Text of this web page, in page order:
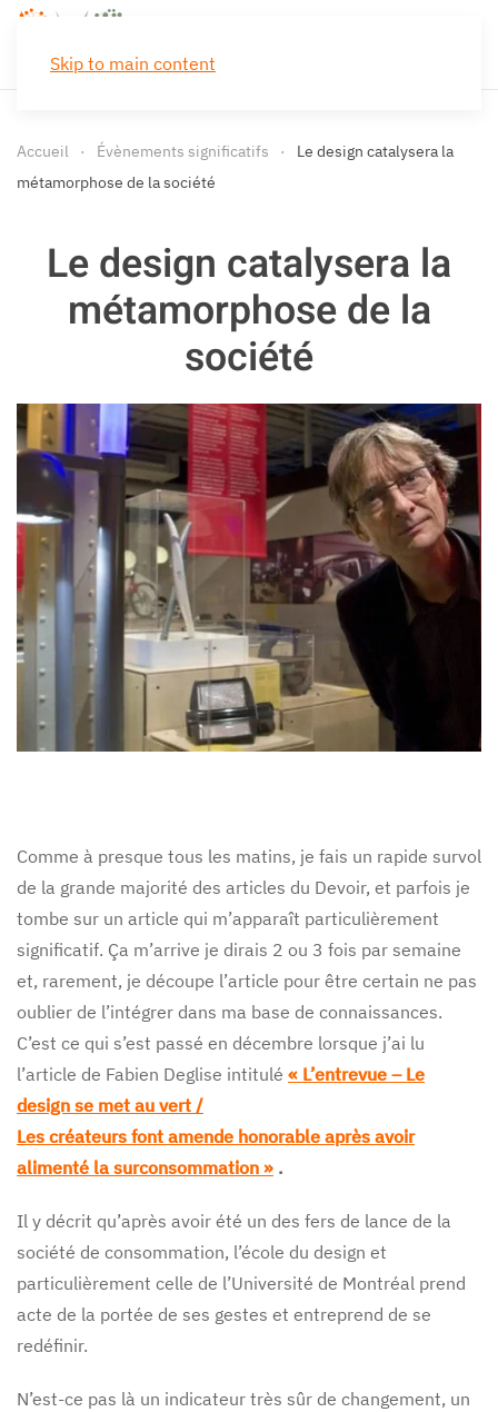
Skip to main content
Accueil Évènements significatifs
Le design catalysera la
métamorphose de la société
Le design catalysera la
métamorphose de la
société
Comme à presque tous les matins, je fais un rapide survol
de la grande majorité des articles du Devoir, et parfois je
tombe sur un article qui m’apparaît particulièrement
significatif. Ça m’arrive je dirais 2 ou 3 fois par semaine
et, rarement, je découpe l’article pour être certain ne pas
oublier de l’intégrer dans ma base de connaissances.
C’est ce qui s’est passé en décembre lorsque j’ai lu
l’article de Fabien Deglise intitulé « L’entrevue – Le
design se met au vert /
Les créateurs font amende honorable après avoir
alimenté la surconsommation » .
Il y décrit qu’après avoir été un des fers de lance de la
société de consommation, l’école du design et
particulièrement celle de l’Université de Montréal prend
acte de la portée de ses gestes et entreprend de se
redéfinir.
N’est-ce pas là un indicateur très sûr de changement, un